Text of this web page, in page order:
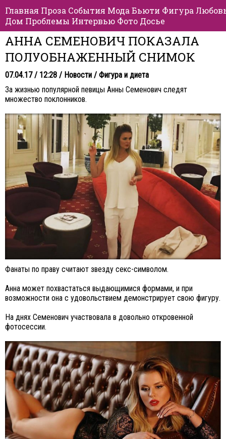
Главная Проза События Мода Бьюти Фигура
Дом Проблемы Интервью Фото Досье
АННА СЕМЕНОВИЧ ПОКАЗАЛА
ПОЛУОБНАЖЕННЫЙ СНИМОК
07.04.17 / 12:28 / Новости / Фигура и диета
За жизнью популярной певицы Анны Семенович следят
множество поклонников.
Фанаты по праву считают звезду секс-символом.
Анна может похвастаться выдающимися формами, и при
возможности она с удовольствием демонстрирует свою фигуру.
На днях Семенович участвовала в довольно откровенной
фотосессии.